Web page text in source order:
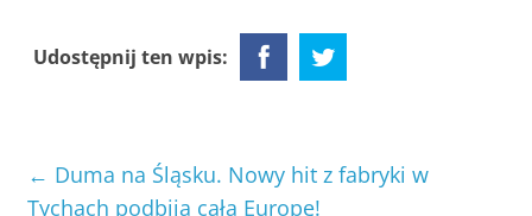
Udostępnij ten wpis:
← Duma na Śląsku. Nowy hit z fabryki w
Tychach podbija całą Europę!